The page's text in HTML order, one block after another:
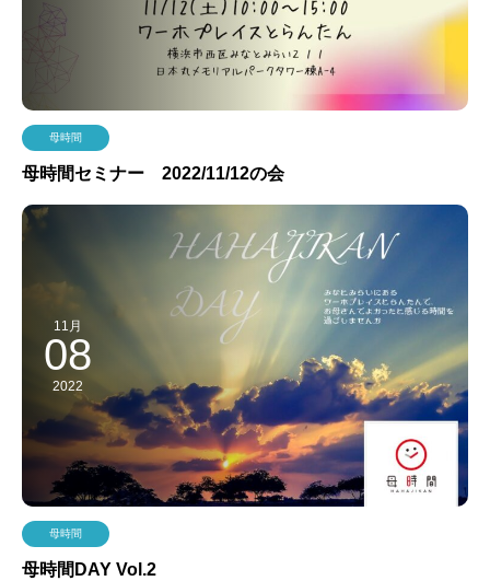
母時間
母時間セミナー 2022/11/12の会
11月
08
2022
母時間
母時間DAY Vol.2